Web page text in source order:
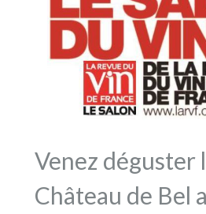
Venez déguster
Château de Bel